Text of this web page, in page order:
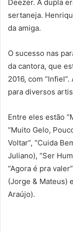
Deezer. A dupla
sertaneja.
da amiga.
O sucesso nas
da cantora, que
2016, com
para diversos
Entre eles estão
“Muito Gelo,
Voltar”, “Cuida
Juliano), “Ser
“Agora é pra
(Jorge & Mateus)
Araújo).